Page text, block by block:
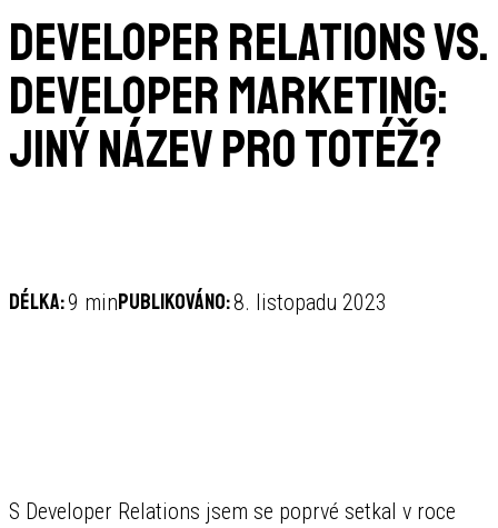
Developer Relations vs.
Developer Marketing:
jiný název pro totéž?
Délka:9 minPublikováno:8. listopadu 2023
S Developer Relations jsem se poprvé setkal v roce